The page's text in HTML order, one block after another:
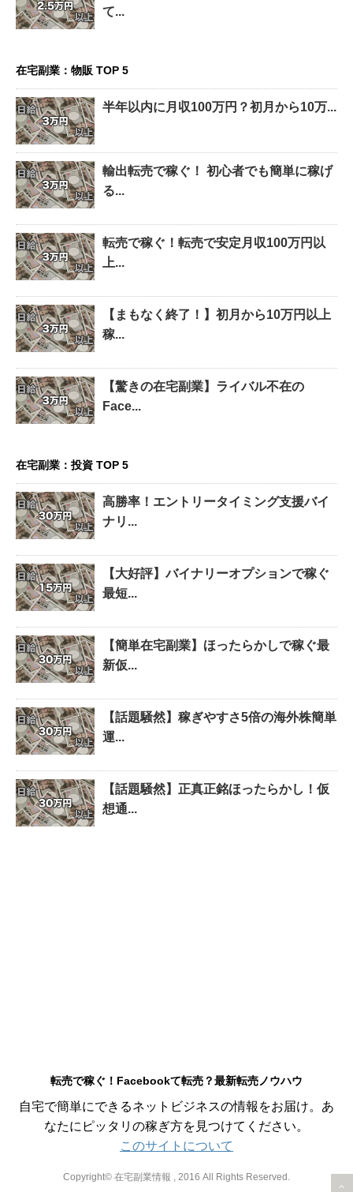
て...
在宅副業：物販 TOP 5
半年以内に月収100万円？初月から10万...
輸出転売で稼ぐ！ 初心者でも簡単に稼げ
る...
転売で稼ぐ！転売で安定月収100万円以
上...
【まもなく終了！】初月から10万円以上
稼...
【驚きの在宅副業】ライバル不在の
Face...
在宅副業：投資 TOP 5
高勝率！エントリータイミング支援バイ
ナリ...
【大好評】バイナリーオプションで稼ぐ
最短...
【簡単在宅副業】ほったらかしで稼ぐ最
新仮...
【話題騒然】稼ぎやすさ5倍の海外株簡単
運...
【話題騒然】正真正銘ほったらかし！仮
想通...
転売で稼ぐ！Facebookて転売？最新転売ノウハウ
自宅で簡単にできるネットビジネスの情報をお届け。あ
なたにピッタリの稼ぎ方を見つけてください。
このサイトについて
Copyright© 在宅副業情報 , 2016 All Rights Reserved.